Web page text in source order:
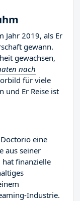
Jahr 2019, als Er
gewann.
gewachsen,
nach
für viele
und Er Reise ist
eine
aus seiner
hat finanzielle
Industrie.